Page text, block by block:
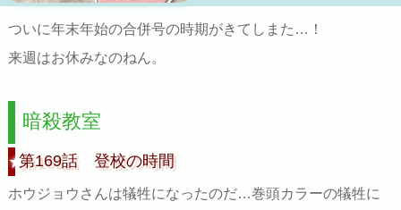
ついに年末年始の合併号の時期がきてしまた…！
来週はお休みなのねん。
暗殺教室
第169話 登校の時間
ホウジョウさんは犠牲になったのだ…巻頭カラーの犠牲に